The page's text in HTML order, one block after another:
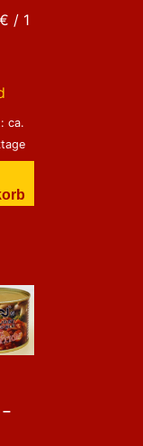
€ / 1
ca.
–